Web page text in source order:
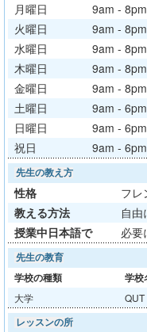
月曜日
9am - 8pm
火曜日
9am - 8pm
水曜日
9am - 8pm
木曜日
9am - 8pm
金曜日
9am - 8pm
土曜日
9am - 6pm
日曜日
9am - 6pm
祝日
9am - 6pm
先生の教え方
性格
フレ
教える方法
自由
授業中日本語で
必要
先生の教育
学校の種類 学校
大学 QUT
レッスンの所